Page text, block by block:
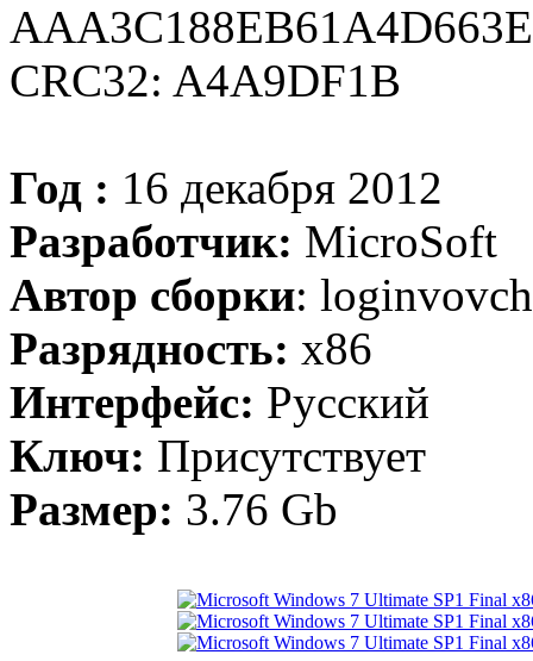
CRC32: A4A9DF1B
Год : 16 декабря 2012
Разработчик: MicroSoft
Автор сборки:
Разрядность: х86
Интерфейс: Русский
Ключ: Присутствует
Размер: 3.76 Gb